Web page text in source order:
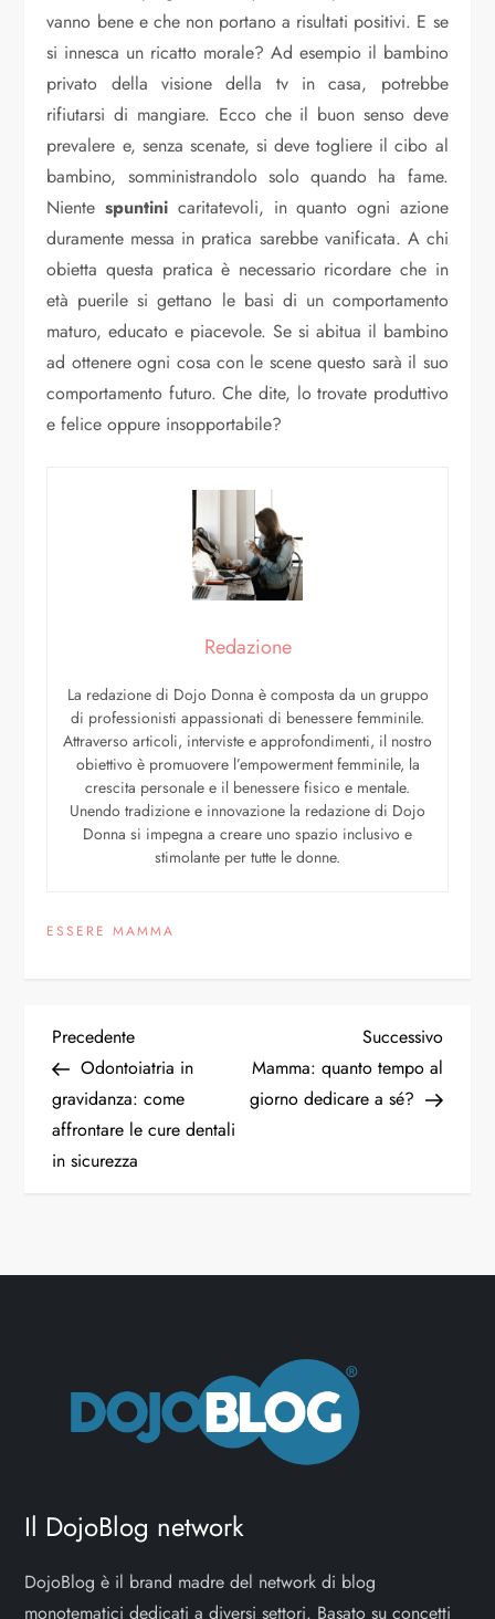
vanno bene e che non portano a risultati positivi. E se
si innesca un ricatto morale? Ad esempio il bambino
privato della visione della tv in casa, potrebbe
rifiutarsi di mangiare. Ecco che il buon senso deve
prevalere e, senza scenate, si deve togliere il cibo al
bambino, somministrandolo solo quando ha fame.
Nientespuntini caritatevoli, in quanto ogni azione
duramente messa in pratica sarebbe vanificata. A chi
obietta questa pratica è necessario ricordare che in
età puerile si gettano le basi di un comportamento
maturo, educato e piacevole. Se si abitua il bambino
ad ottenere ogni cosa con le scene questo sarà il suo
comportamento futuro. Che dite, lo trovate produttivo
e felice oppure insopportabile?
Redazione
La redazione di Dojo Donna è composta da un gruppo
di professionisti appassionati di benessere femminile.
Attraverso articoli, interviste e approfondimenti, il nostro
obiettivo è promuovere l’empowerment femminile, la
crescita personale e il benessere fisico e mentale.
Unendo tradizione e innovazione la redazione di Dojo
Donna si impegna a creare uno spazio inclusivo e
stimolante per tutte le donne.
ESSERE MAMMA
Precedente
Odontoiatria in
gravidanza: come
affrontare le cure dentali
in sicurezza
Successivo
Mamma: quanto tempo al
giorno dedicare a sé?
Il DojoBlog network
DojoBlog è il brand madre del network di blog
monotematici dedicati a diversi settori. Basato su concetti